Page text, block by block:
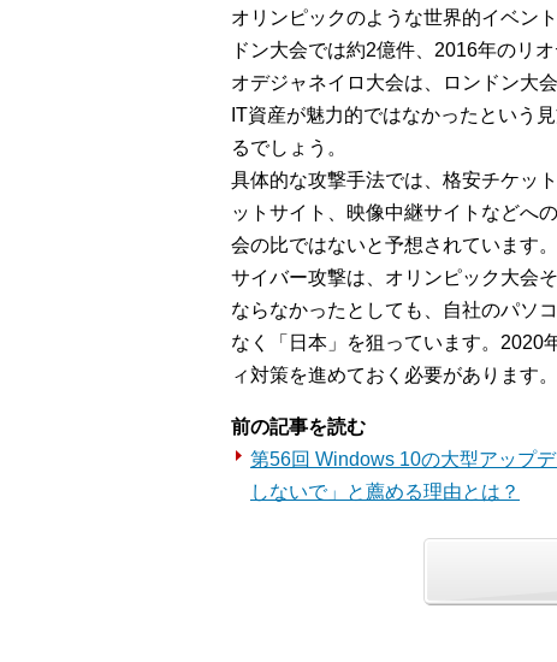
オリンピックのような世界的イベン
ドン大会では約2億件、2016年のリ
オデジャネイロ大会は、ロンドン大
IT資産が魅力的ではなかったという
るでしょう。
具体的な攻撃手法では、格安チケッ
ットサイト、映像中継サイトなどへ
会の比ではないと予想されています。
サイバー攻撃は、オリンピック大会
ならなかったとしても、自社のパソ
なく「日本」を狙っています。2020
ィ対策を進めておく必要があります。
前の記事を読む
第56回 Windows 10の大型アップ
しないで」と薦める理由とは？